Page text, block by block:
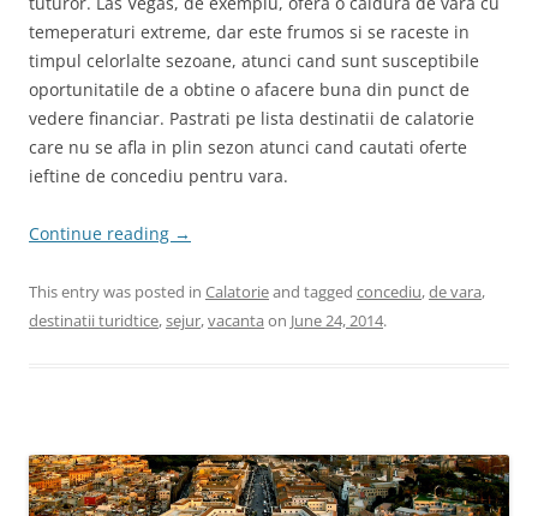
temeperaturi extreme, dar este frumos si se raceste in
timpul celorlalte sezoane, atunci cand sunt susceptibile
oportunitatile de a obtine o afacere buna din punct de
vedere financiar. Pastrati pe lista destinatii de calatorie
care nu se afla in plin sezon atunci cand cautati oferte
ieftine de concediu pentru vara.
Continue reading →
This entry was posted in Calatorieand tagged concediu,de vara,
destinatii turidtice,sejur,vacanta on June 24, 2014.